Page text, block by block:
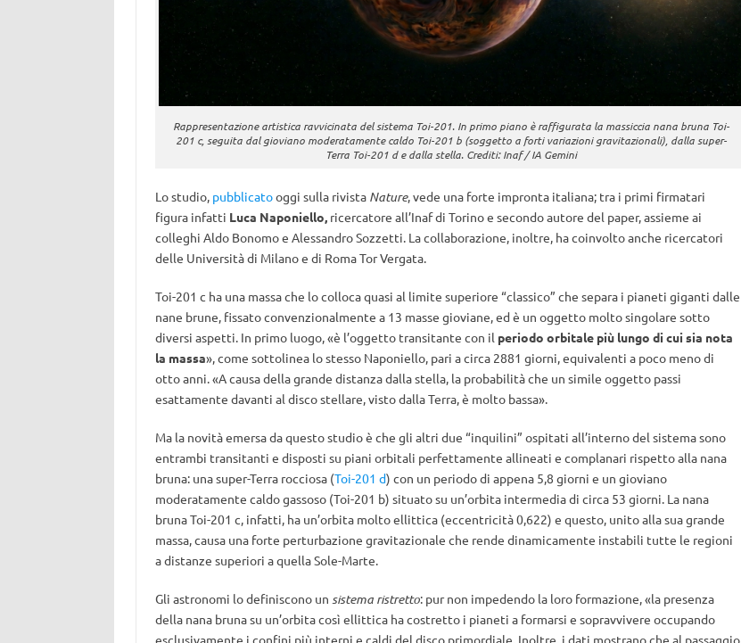
Rappresentazione artistica ravvicinata del sistema Toi-201. In primo piano è raffigurata la massiccia nana bruna Toi-
201 c, seguita dal gioviano moderatamente caldo Toi-201 b (soggetto a forti variazioni gravitazionali), dalla super-
Terra Toi-201 d e dalla stella. Crediti: Inaf / IA Gemini
Lo studio, pubblicatooggi sulla rivista Nature, vede una forte impronta italiana; tra i primi firmatari
figura infatti Luca Naponiello, ricercatore all’Inaf di Torino e secondo autore del paper, assieme ai
colleghi Aldo Bonomo e Alessandro Sozzetti. La collaborazione, inoltre, ha coinvolto anche ricercatori
delle Università di Milano e di Roma Tor Vergata.
Toi-201 c ha una massa che lo colloca quasi al limite superiore “classico” che separa i pianeti giganti dalle
nane brune, fissato convenzionalmente a 13 masse gioviane, ed è un oggetto molto singolare sotto
diversi aspetti. In primo luogo, «è l’oggetto transitante con il periodo orbitale più lungo di cui sia nota
la massa», come sottolinea lo stesso Naponiello, pari a circa 2881 giorni, equivalenti a poco meno di
otto anni. «A causa della grande distanza dalla stella, la probabilità che un simile oggetto passi
esattamente davanti al disco stellare, visto dalla Terra, è molto bassa».
Ma la novità emersa da questo studio è che gli altri due “inquilini” ospitati all’interno del sistema sono
entrambi transitanti e disposti su piani orbitali perfettamente allineati e complanari rispetto alla nana
bruna: una super-Terra rocciosa (Toi-201 d) con un periodo di appena 5,8 giorni e un gioviano
moderatamente caldo gassoso (Toi-201 b) situato su un’orbita intermedia di circa 53 giorni. La nana
bruna Toi-201 c, infatti, ha un’orbita molto ellittica (eccentricità 0,622) e questo, unito alla sua grande
massa, causa una forte perturbazione gravitazionale che rende dinamicamente instabili tutte le regioni
a distanze superiori a quella Sole-Marte.
Gli astronomi lo definiscono un sistema ristretto: pur non impedendo la loro formazione, «la presenza
della nana bruna su un’orbita così ellittica ha costretto i pianeti a formarsi e sopravvivere occupando
esclusivamente i confini più interni e caldi del disco primordiale. Inoltre, i dati mostrano che al passaggio